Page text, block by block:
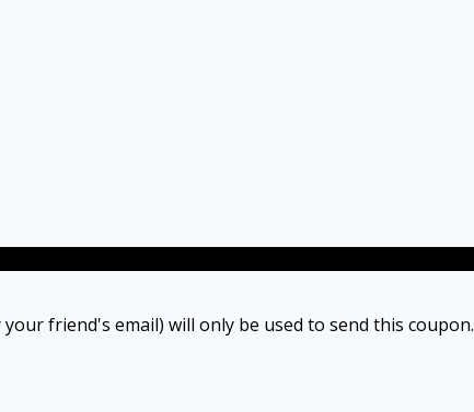
friend's email) will only be used to send this coupon.